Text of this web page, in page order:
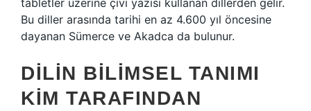
tabletler üzerine çivi yazısı kullanan dillerden gelir.
Bu diller arasında tarihi en az 4.600 yıl öncesine
dayanan Sümerce ve Akadca da bulunur.
DILIN BILIMSEL TANIMI
KIM TARAFINDAN